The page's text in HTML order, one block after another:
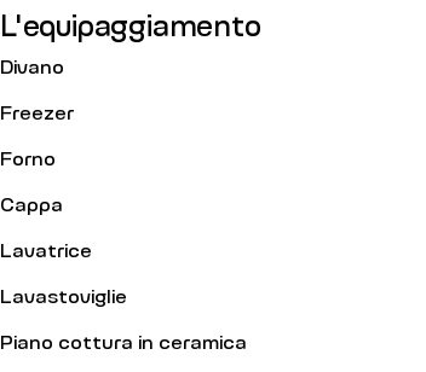
L'equipaggiamento
Divano
Freezer
Forno
Cappa
Lavatrice
Lavastoviglie
Piano cottura in ceramica